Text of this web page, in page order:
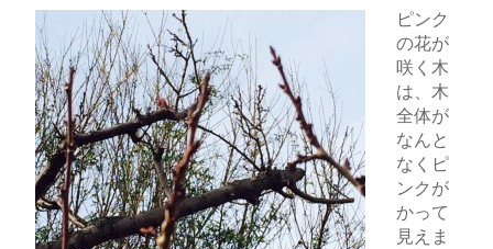
ピンク
の花が
咲く木
は、木
全体が
なんと
なくピ
ンクが
かって
見えま